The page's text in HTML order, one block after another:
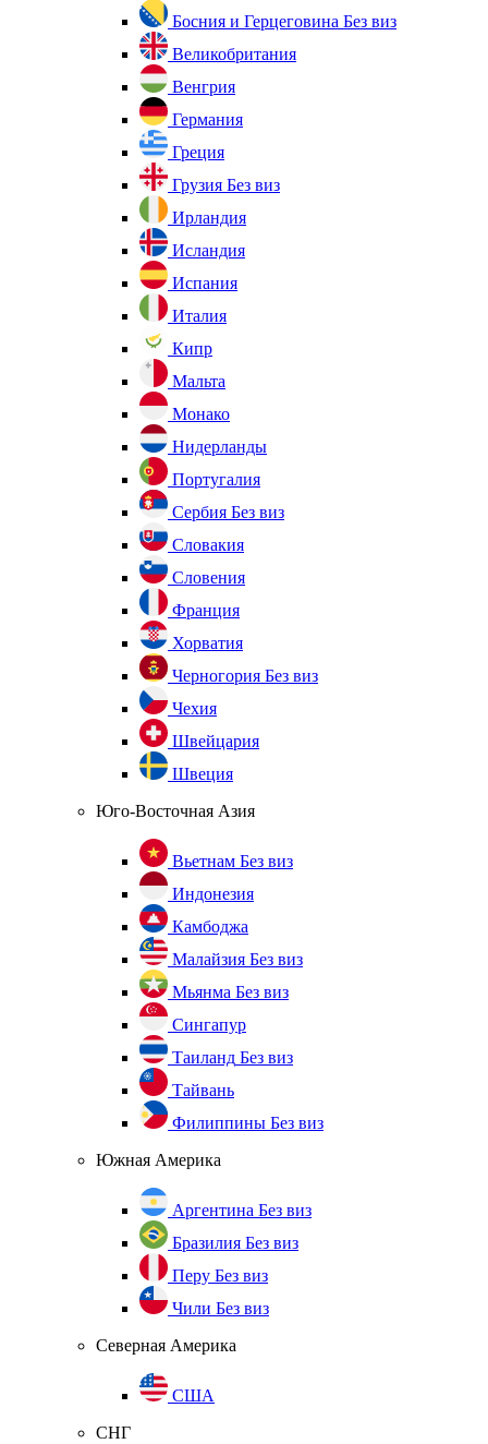
Босния и Герцеговина Без виз
Великобритания
Венгрия
Германия
Греция
Грузия Без виз
Ирландия
Исландия
Испания
Италия
Кипр
Мальта
Монако
Нидерланды
Португалия
Сербия Без виз
Словакия
Словения
Франция
Хорватия
Черногория Без виз
Чехия
Швейцария
Швеция
Юго-Восточная Азия
Вьетнам Без виз
Индонезия
Камбоджа
Малайзия Без виз
Мьянма Без виз
Сингапур
Таиланд Без виз
Тайвань
Филиппины Без виз
Южная Америка
Аргентина Без виз
Бразилия Без виз
Перу Без виз
Чили Без виз
Северная Америка
США
СНГ